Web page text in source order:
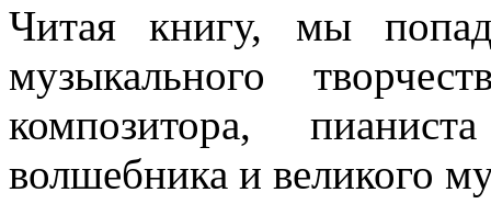
Читая книгу, мы
музыкального
композитора,
волшебника и великого